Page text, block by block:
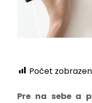
Počet
Pre na sebe a